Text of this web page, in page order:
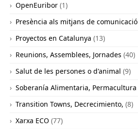
OpenEuribor (1)
Presència als mitjans de comunicació
Proyectos en Catalunya (13)
Reunions, Assemblees, Jornades (40)
Salut de les persones o d'animal (9)
Soberanía Alimentaria, Permacultura
Transition Towns, Decrecimiento, (8)
Xarxa ECO (77)